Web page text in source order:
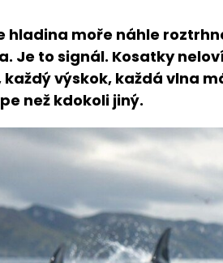
hladina moře náhle
Je to signál. Kosatky
výskok, každá vlna
než kdokoli jiný.